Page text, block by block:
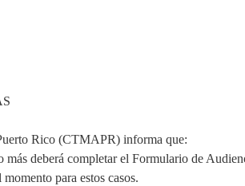
Rico (CTMAPR) informa que:
deberá completar el Formulario de
para estos casos.